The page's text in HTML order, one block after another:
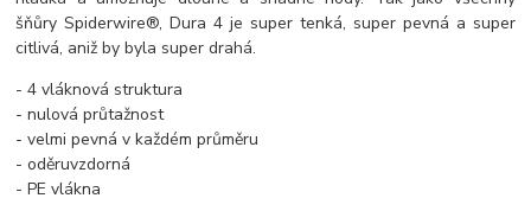
šňůry Spiderwire®, Dura 4 je super tenká, super pevná a super
citlivá, aniž by byla super drahá.
- 4 vláknová struktura
- nulová průtažnost
- velmi pevná v každém průměru
- oděruvzdorná
- PE vlákna